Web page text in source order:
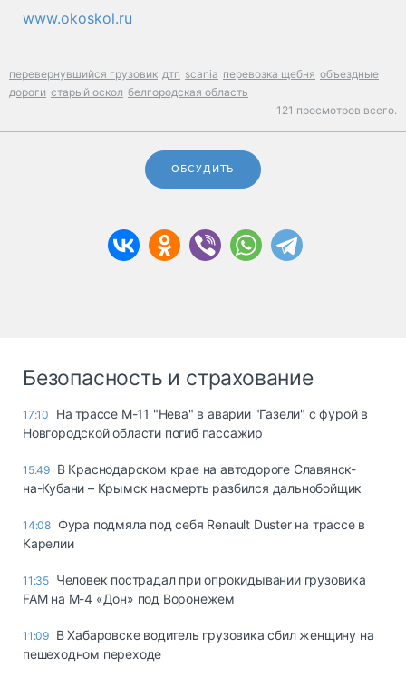
www.okoskol.ru
перевернувшийся грузовик дтп scania перевозка щебня объездные
дороги старый оскол белгородская область
121 просмотров всего.
ОБСУДИТЬ
Безопасность и страхование
17:10
На трассе М-11 "Нева" в аварии "Газели" с фурой в
Новгородской области погиб пассажир
15:49 В Краснодарском крае на автодороге Славянск-
на-Кубани – Крымск насмерть разбился дальнобойщик
14:08 Фура подмяла под себя Renault Duster на трассе в
Карелии
11:35 Человек пострадал при опрокидывании грузовика
FAM на М-4 «Дон» под Воронежем
11:09 В Хабаровске водитель грузовика сбил женщину на
пешеходном переходе